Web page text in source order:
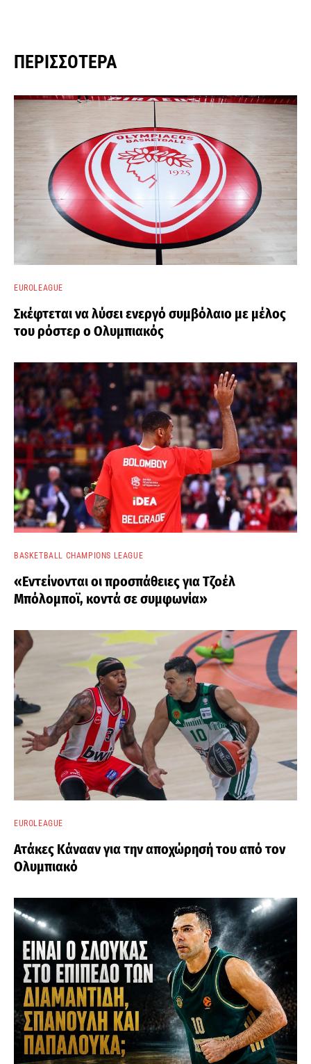
ΠΕΡΙΣΣΌΤΕΡΑ
EUROLEAGUE
Σκέφτεται να λύσει ενεργό συμβόλαιο με μέλος
του ρόστερ ο Ολυμπιακός
BASKETBALL CHAMPIONS LEAGUE
«Εντείνονται οι προσπάθειες για Τζοέλ
Μπόλομποϊ, κοντά σε συμφωνία»
EUROLEAGUE
Ατάκες Κάνααν για την αποχώρησή του από τον
Ολυμπιακό